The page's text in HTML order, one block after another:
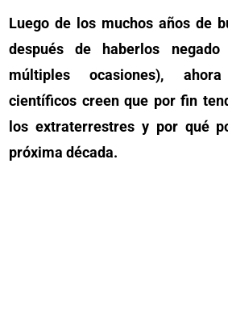
Luego de los muchos años de
después de haberlos
múltiples ocasiones),
científicos creen que por fin
los extraterrestres y por qué
próxima década.